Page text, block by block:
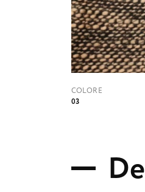
COLORE
03
De